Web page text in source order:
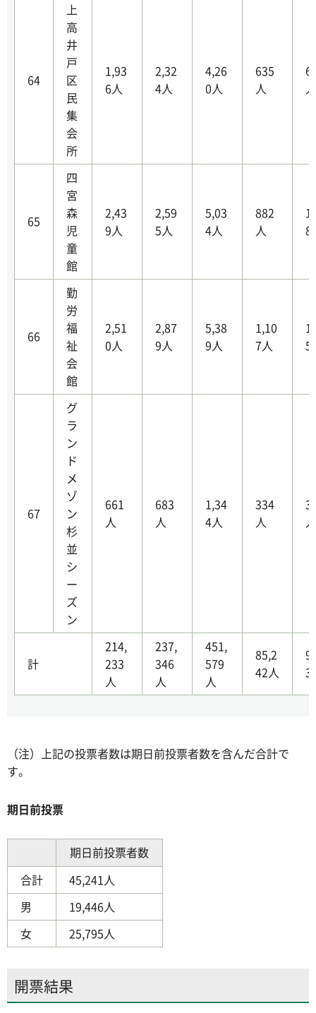
64
上
高
井
戸
区
民
集
会
所
1,93
6人
2,32
4人
4,26
0人
635
人
人
65
四
宮
森
児
童
館
2,43
9人
2,59
5人
5,03
4人
882
人
8
66
勤
労
福
祉
会
館
2,51
0人
2,87
9人
5,38
9人
1,10
7人
5
67
グ
ラ
ン
ド
メ
ゾ
ン
杉
並
シ
ー
ズ
ン
661
人
683
人
1,34
4人
334
人
人
計
214,
233
人
237,
346
人
451,
579
人
85,2
42人
（注）上記の投票者数は期日前投票者数を含んだ合計で
す。
期日前投票
期日前投票者数
合計
45,241人
男
19,446人
女
25,795人
開票結果